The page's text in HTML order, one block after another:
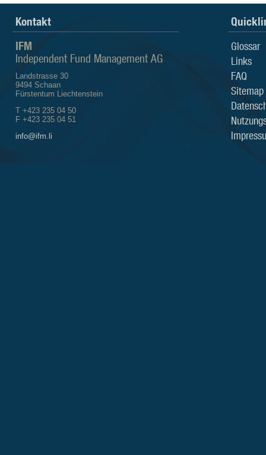
Kontakt
IFM
Independent Fund Management AG
Landstrasse 30
9494 Schaan
Fürstentum Liechtenstein
T +423 235 04 50
F +423 235 04 51
info@ifm.li
Glossar
Links
FAQ
Sitemap